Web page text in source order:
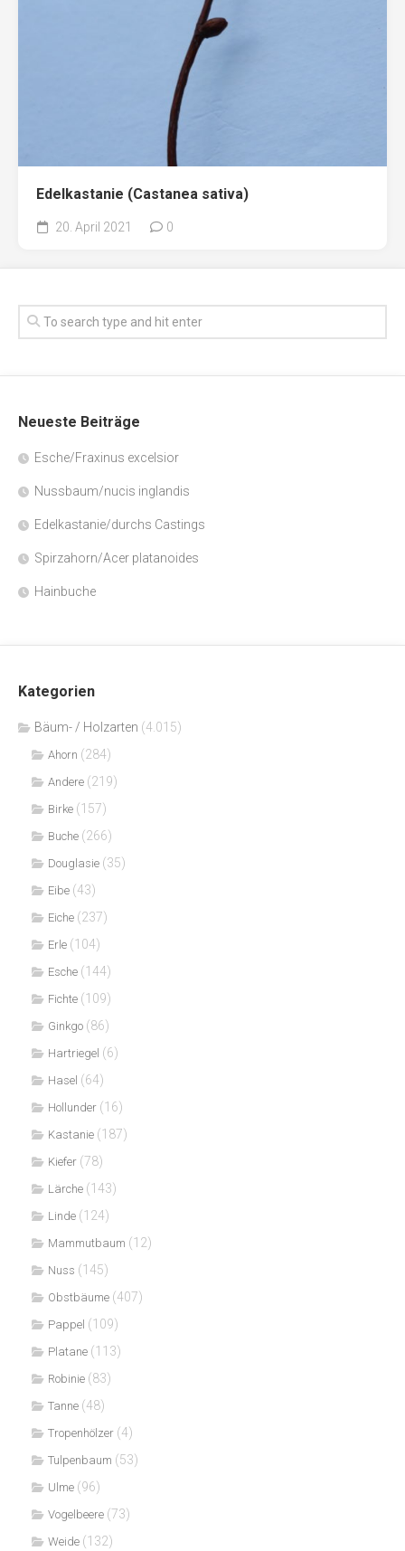
Edelkastanie (Castanea sativa)
20. April 2021 0
Neueste Beiträge
Esche/Fraxinus excelsior
Nussbaum/nucis inglandis
Edelkastanie/durchs Castings
Spirzahorn/Acer platanoides
Hainbuche
Kategorien
Bäum- / Holzarten (4.015)
Ahorn (284)
Andere (219)
Birke (157)
Buche (266)
Douglasie (35)
Eibe (43)
Eiche (237)
Erle (104)
Esche (144)
Fichte (109)
Ginkgo (86)
Hartriegel (6)
Hasel (64)
Hollunder (16)
Kastanie (187)
Kiefer (78)
Lärche (143)
Linde (124)
Mammutbaum (12)
Nuss (145)
Obstbäume (407)
Pappel (109)
Platane (113)
Robinie (83)
Tanne (48)
Tropenhölzer (4)
Tulpenbaum (53)
Ulme (96)
Vogelbeere (73)
Weide (132)